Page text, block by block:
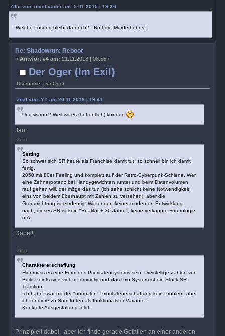
Zitat von: chad vader am 5.01.2015 | 19:30
Welche Lösung bleibt da noch? - Ruft die Murderhobos!
Der Oger (Im Exil)
Username: Der Oger
Re: Shadowrun: Reboot
« Antwort #4 am: 21.11.2018 | 08:55 »
Zitat von: YY am 20.11.2018 | 19:41
Und warum? Weil wir es (hoffentlich) können
Jau.
Zitat
Setting:
So schwer sich SR heute als Franchise damit tut, so schnell bin ich damit
fertig.
2050 mit 80er Feeling und komplett auf der Retro-Cyberpunk-Schiene. Wer
eine Zehnerpotenz bei Handygewichten runter und beim Datenvolumen
rauf gehen will, der möge das tun (ich sehe schlicht keine Notwendigkeit,
eins von beidem überhaupt mit Zahlen zu versehen), aber die
Grundrichtung ist eindeutig. Wir rennen keiner modernen Entwicklung
nach, dieses SR ist kein "Realität + 30 Jahre", keine verkappte Futurologie
u.Ä.
Dabei!
Zitat
Charaktererschaffung:
Hier muss es eine Form des Prioritätensystems sein. Dreistellige Zahlen von
Build Points sind viel zu fummelig und das Prio-System ist ein Stück SR-
Tradition.
Ich habe zwar mit der "normalen" Prioritätenerschaffung kein Problem, aber
ich tendiere zu Sum-to-ten als funktionalster Variante.
Konkrete Ausgestaltung folgt.
Prinzipiell dabei, aber ich finde gerade Gefallen an einer anderen